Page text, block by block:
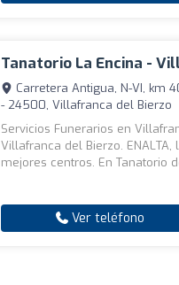
Tanatorio La Encina -
Carretera Antigua, N-VI, km
- 24500, Villafranca del Bierzo
Servicios Funerarios en
Villafranca del Bierzo.
mejores centros. En Tanatorio
Ver teléfono